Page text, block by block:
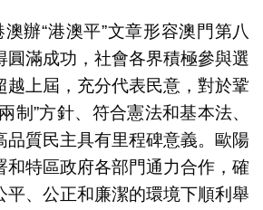
辦“港澳平”文章形容澳門第八
圓滿成功，社會各界積極參與選
越上屆，充分代表民意，對於鞏
制”方針、符合憲法和基本法、
品質民主具有里程碑意義。歐陽
和特區政府各部門通力合作，確
平、公正和廉潔的環境下順利舉